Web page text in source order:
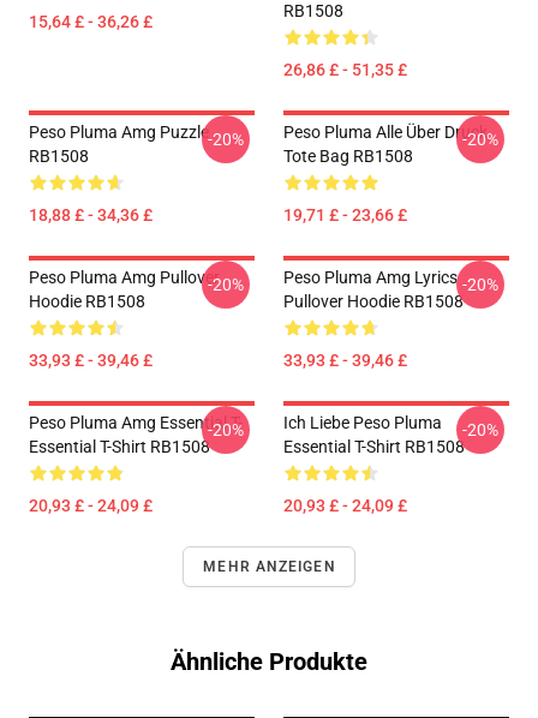
15,64 £ - 36,26 £
RB1508
26,86 £ - 51,35 £
Peso Pluma Amg Puzzle
RB1508
18,88 £ - 34,36 £
-20%
Peso Pluma Alle Über Druck
Tote Bag RB1508
19,71 £ - 23,66 £
-20%
Peso Pluma Amg Pullover
Hoodie RB1508
33,93 £ - 39,46 £
-20%
Peso Pluma Amg Lyrics
Pullover Hoodie RB1508
33,93 £ - 39,46 £
-20%
Peso Pluma Amg Essential T-
Essential T-Shirt RB1508
20,93 £ - 24,09 £
-20%
Ich Liebe Peso Pluma
Essential T-Shirt RB1508
20,93 £ - 24,09 £
-20%
MEHR ANZEIGEN
Ähnliche Produkte